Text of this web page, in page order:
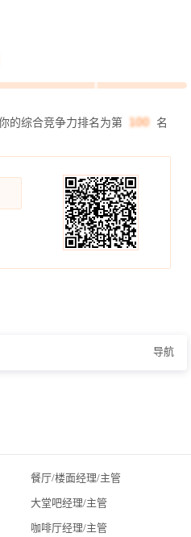
的综合竞争力排名为第 名
导航
餐厅/楼面经理/主管
大堂吧经理/主管
咖啡厅经理/主管